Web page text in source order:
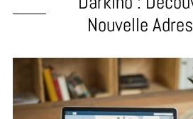
Nouvelle